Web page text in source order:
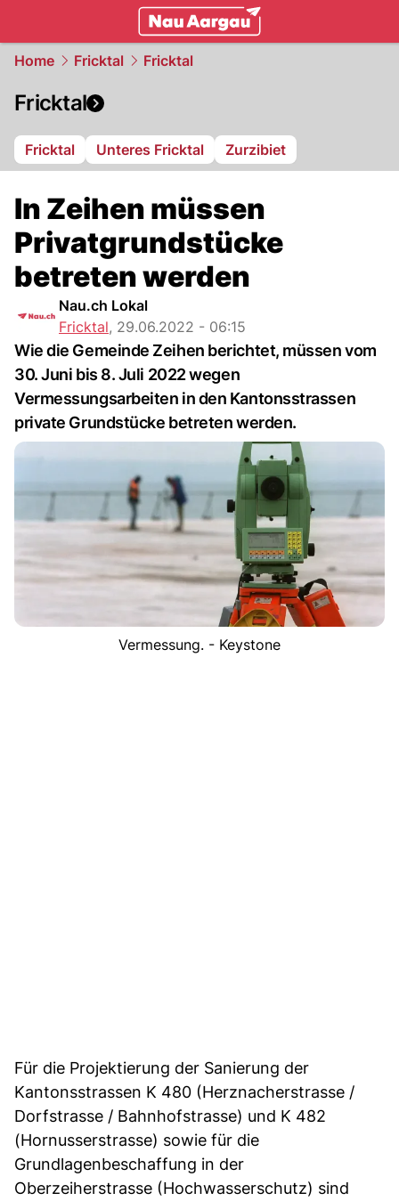
Home Fricktal Fricktal
Fricktal
Fricktal Unteres Fricktal Zurzibiet
In Zeihen müssen
Privatgrundstücke
betreten werden
Nau.ch Lokal
Fricktal, 29.06.2022 - 06:15
Wie die Gemeinde Zeihen berichtet, müssen vom
30. Juni bis 8. Juli 2022 wegen
Vermessungsarbeiten in den Kantonsstrassen
private Grundstücke betreten werden.
Vermessung. - Keystone
Für die Projektierung der Sanierung der
Kantonsstrassen K 480 (Herznacherstrasse /
Dorfstrasse / Bahnhofstrasse) und K 482
(Hornusserstrasse) sowie für die
Grundlagenbeschaffung in der
Oberzeiherstrasse (Hochwasserschutz) sind